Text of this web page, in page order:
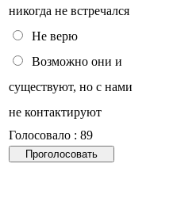
никогда не встречался
Не верю
Возможно они и
существуют, но с нами
не контактируют
Голосовало : 89